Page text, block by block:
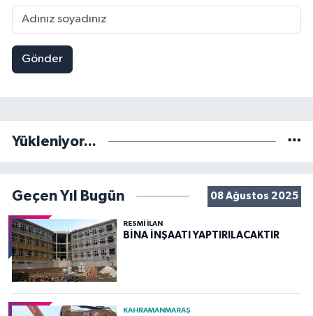
Gönder
Yükleniyor...
Geçen Yıl Bugün 08 Ağustos 2025
RESMİ İLAN
BİNA İNŞAATI YAPTIRILACAKTIR
KAHRAMANMARAŞ